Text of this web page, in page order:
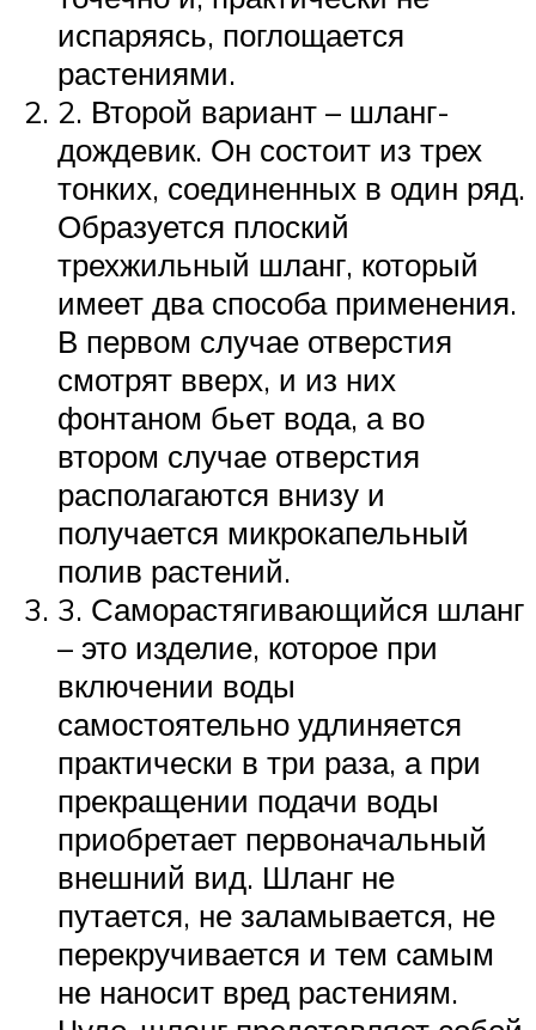
испаряясь, поглощается
растениями.
2. Второй вариант – шланг-
дождевик. Он состоит из трех
тонких, соединенных в один ряд.
Образуется плоский
трехжильный шланг, который
имеет два способа применения.
В первом случае отверстия
смотрят вверх, и из них
фонтаном бьет вода, а во
втором случае отверстия
располагаются внизу и
получается микрокапельный
полив растений.
3. Саморастягивающийся шланг
– это изделие, которое при
включении воды
самостоятельно удлиняется
практически в три раза, а при
прекращении подачи воды
приобретает первоначальный
внешний вид. Шланг не
путается, не заламывается, не
перекручивается и тем самым
не наносит вред растениям.